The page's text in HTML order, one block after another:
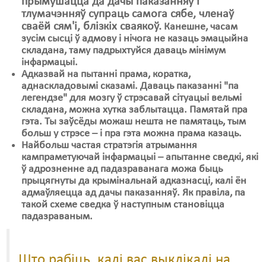
тлумачэнняў супраць самога сябе, членаў
сваёй сям'і, блізкіх сваякоў. Канешне, часам
зусім сысці ў адмову і нічога не казаць эмацыйна
складана, таму падрыхтуйся даваць мінімум
інфармацыі.
Адказвай на пытанні прама, коратка,
аднаскладовымі сказамі. Даваць паказанні "па
легендзе" для мозгу ў стрэсавай сітуацыі вельмі
складана, можна хутка заблытацца. Памятай пра
гэта. Ты заўсёды можаш нешта не памятаць, тым
больш у стрэсе – і пра гэта можна прама казаць.
Найбольш частая стратэгія атрымання
кампраметуючай інфармацыі – апытанне сведкі, які
ў адрозненне ад падазраванага можа быць
прыцягнуты да крымінальнай адказнасці, калі ён
адмаўляецца ад дачы паказанняў. Як правіла, па
такой схеме сведка ў наступным становіцца
падазраваным.